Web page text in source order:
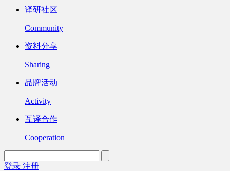
译研社区
Community
资料分享
Sharing
品牌活动
Activity
互译合作
Cooperation
登录 注册